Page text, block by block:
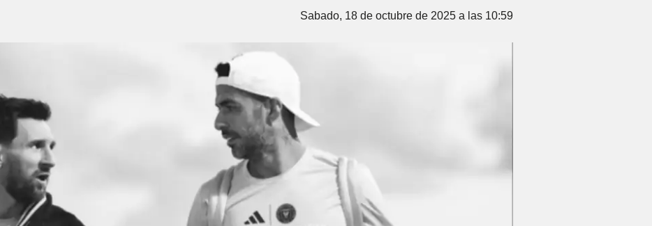
Sabado, 18 de octubre de 2025 a las 10:59